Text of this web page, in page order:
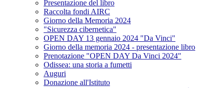
Presentazione del libro
Raccolta fondi AIRC
Giorno della Memoria 2024
"Sicurezza cibernetica"
OPEN DAY 13 gennaio 2024 "Da Vinci"
Giorno della memoria 2024 - presentazione libro
Prenotazione "OPEN DAY Da Vinci 2024"
Odissea: una storia a fumetti
Auguri
Donazione all'Istituto